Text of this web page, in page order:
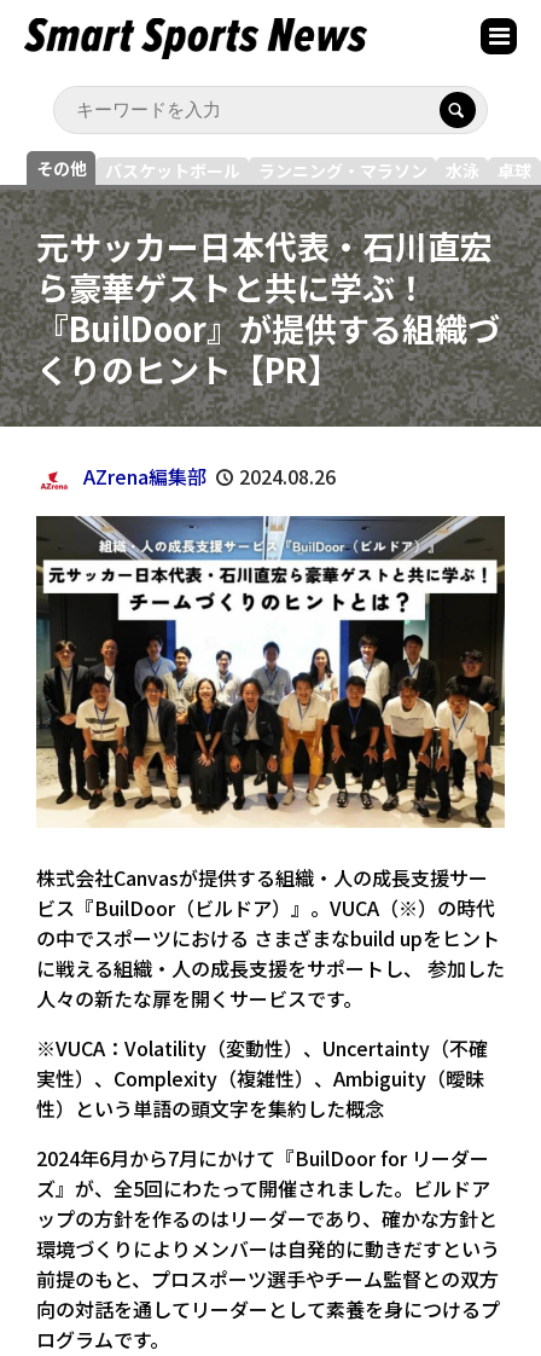
その他 バスケットボール ランニング・マラソン 水泳 卓球
元サッカー日本代表・石川直宏
ら豪華ゲストと共に学ぶ！
『BuilDoor』が提供する組織づ
くりのヒント【PR】
AZrena編集部 2024.08.26
株式会社Canvasが提供する組織・人の成長支援サー
ビス『BuilDoor（ビルドア）』。VUCA（※）の時代
の中でスポーツにおける さまざまなbuild upをヒント
に戦える組織・人の成長支援をサポートし、 参加した
人々の新たな扉を開くサービスです。
※VUCA：Volatility（変動性）、Uncertainty（不確
実性）、Complexity（複雑性）、Ambiguity（曖昧
性）という単語の頭文字を集約した概念
2024年6月から7月にかけて『BuilDoor for リーダー
ズ』が、全5回にわたって開催されました。ビルドア
ップの方針を作るのはリーダーであり、確かな方針と
環境づくりによりメンバーは自発的に動きだすという
前提のもと、プロスポーツ選手やチーム監督との双方
向の対話を通してリーダーとして素養を身につけるプ
ログラムです。